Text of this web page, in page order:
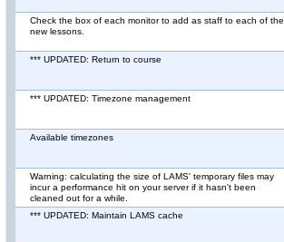
Check the box of each monitor to add as staff to each of the
new lessons.
*** UPDATED: Return to course
*** UPDATED: Timezone management
Available timezones
Warning: calculating the size of LAMS' temporary files may
incur a performance hit on your server if it hasn't been
cleaned out for a while.
*** UPDATED: Maintain LAMS cache